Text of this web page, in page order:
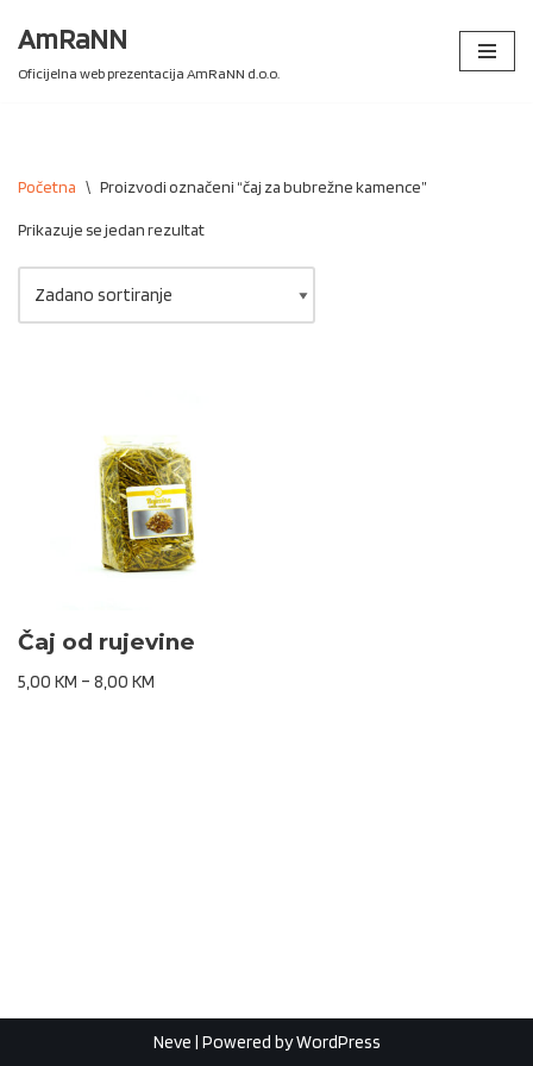
Skip
AmRaNN
Oficijelna web prezentacija AmRaNN d.o.o.
Početna \ Proizvodi označeni “čaj za bubrežne kamence”
Prikazuje se jedan rezultat
Čaj od rujevine
5,00 KM – 8,00 KM
Neve | Powered byWordPress